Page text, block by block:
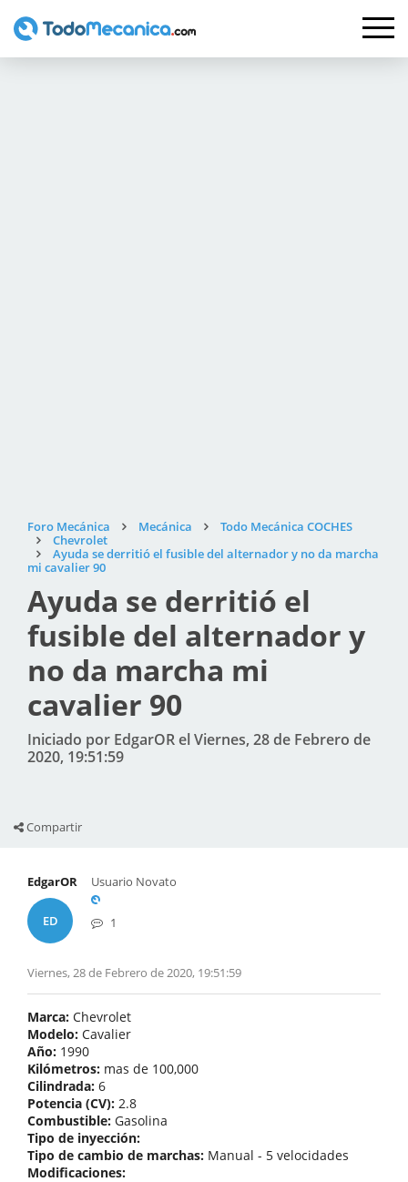
Foro Mecánica Mecánica
Todo Mecánica COCHES
Chevrolet
Ayuda se derritió el fusible del alternador y no da marcha
mi cavalier 90
Ayuda se derritió el
fusible del alternador y
no da marcha mi
cavalier 90
Iniciado por EdgarOR el Viernes, 28 de Febrero de
2020, 19:51:59
Compartir
EdgarOR
ED
Usuario Novato
1
Viernes, 28 de Febrero de 2020, 19:51:59
Marca: Chevrolet
Modelo: Cavalier
Año: 1990
Kilómetros: mas de 100,000
Cilindrada: 6
Potencia (CV): 2.8
Combustible: Gasolina
Tipo de inyección:
Tipo de cambio de marchas: Manual - 5 velocidades
Modificaciones: